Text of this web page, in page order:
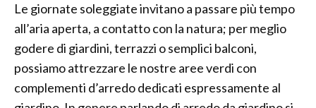
Le giornate soleggiate invitano a passare più tempo
all’aria aperta, a contatto con la natura; per meglio
godere di giardini, terrazzi o semplici balconi,
possiamo attrezzare le nostre aree verdi con
complementi d’arredo dedicati espressamente al